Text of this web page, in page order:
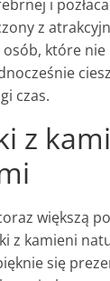
i
z
które
czas.
z
większą
z kamieni
się